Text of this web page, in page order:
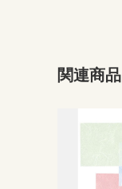
関連商品